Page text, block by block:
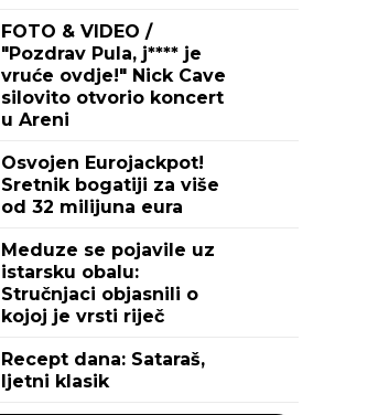
FOTO & VIDEO /
"Pozdrav Pula, j**** je
vruće ovdje!" Nick Cave
silovito otvorio koncert
u Areni
Osvojen Eurojackpot!
Sretnik bogatiji za više
od 32 milijuna eura
Meduze se pojavile uz
istarsku obalu:
Stručnjaci objasnili o
kojoj je vrsti riječ
Recept dana: Sataraš,
ljetni klasik